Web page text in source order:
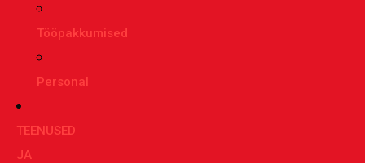
Tööpakkumised
Personal
TEENUSED
JA